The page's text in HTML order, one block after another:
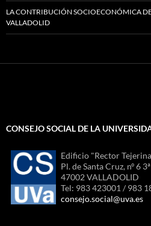
LA CONTRIBUCIÓN SOCIOECONÓMICA
VALLADOLID
CONSEJO SOCIAL DE LA
Edificio "Rector
Pl. de Santa Cruz, nº 6
47002 VALLADOLID
Tel: 983 423001 / 983
consejo.social@uva.es